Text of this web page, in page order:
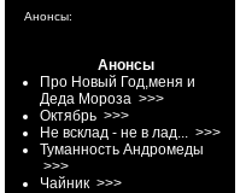
Анонсы:
Анонсы
Про Новый Год,меня и
Деда Мороза >>>
Октябрь >>>
Не всклад - не в лад... >>>
Туманность Андромеды
>>>
Чайник >>>